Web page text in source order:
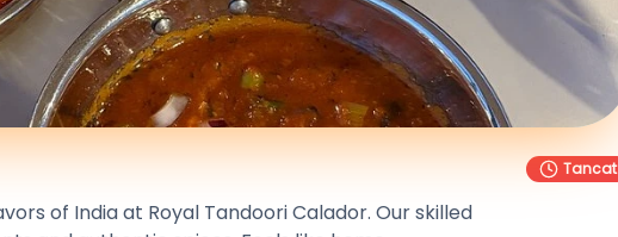
of India at Royal Tandoori Calador. Our skilled
Tancat